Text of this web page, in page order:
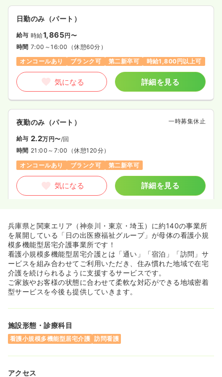
日勤のみ（パート）
給与 時給1,865円〜
時間 7:00～16:00 （休憩60分）
オンコールあり
ブランク可 第二新卒可 時給1,800円以上可
気になる 詳細を見る
夜勤のみ（パート） 一時募集休止
給与 2.2万円〜/回
時間 21:00～7:00 （休憩120分）
オンコールあり
ブランク可 第二新卒可
気になる 詳細を見る
兵庫県と関東エリア（神奈川・東京・埼玉）に約140の事業所
を展開している「日の出医療福祉グループ」が母体の看護小規
模多機能型居宅介護事業所です！
看護小規模多機能型居宅介護とは「通い」「宿泊」「訪問」サ
ービスを組み合わせてご利用いただき、住み慣れた地域で在宅
介護を続けられるように支援するサービスです。
ご家族やお客様の状態に合わせて柔軟な対応ができる地域密着
型サービスを今後も提供していきます。
施設形態・診療科目
看護小規模多機能型居宅介護 訪問看護
アクセス